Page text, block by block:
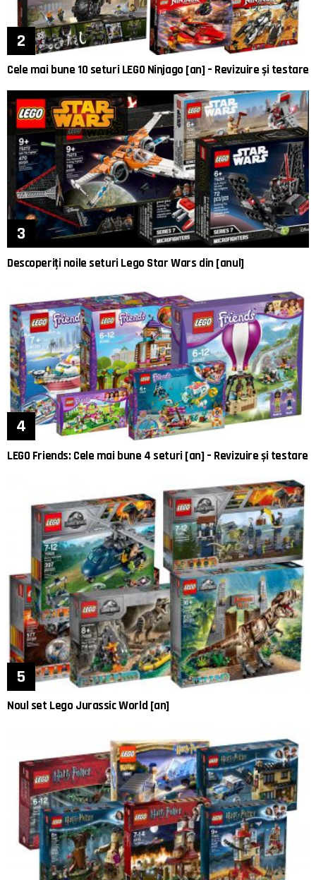
Cele mai bune 10 seturi LEGO Ninjago [an] – Revizuire și testare
Descoperiți noile seturi Lego Star Wars din [anul]
LEGO Friends: Cele mai bune 4 seturi [an] – Revizuire și testare
Noul set Lego Jurassic World [an]